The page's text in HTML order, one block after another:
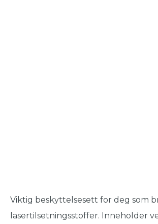
Viktig beskyttelsesett for deg som
lasertilsetningsstoffer. Inneholder